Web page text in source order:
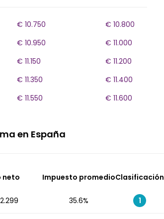
€ 10.750
€ 10.800
€ 10.950
€ 11.000
€ 11.150
€ 11.200
€ 11.350
€ 11.400
€ 11.550 € 11.600
en España
neto Impuesto promedioClasificación
35.6% 1